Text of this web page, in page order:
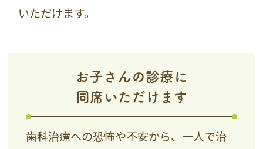
いただけます。
お子さんの診療に
同席いただけます
歯科治療への恐怖や不安から、一人で治